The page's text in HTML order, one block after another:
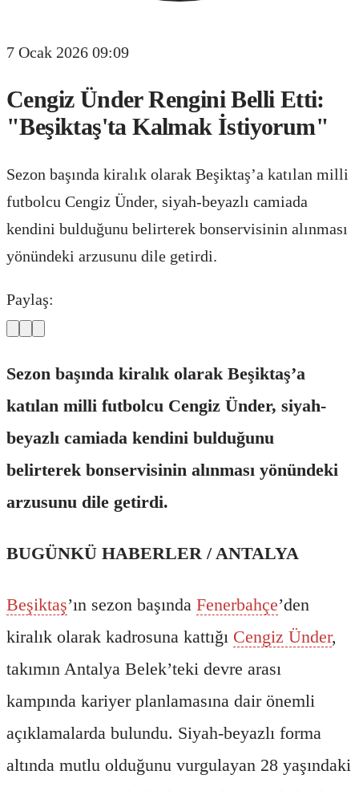
7 Ocak 2026 09:09
Cengiz Ünder Rengini Belli Etti:
"Beşiktaş'ta Kalmak İstiyorum"
Sezon başında kiralık olarak Beşiktaş’a katılan milli
futbolcu Cengiz Ünder, siyah-beyazlı camiada
kendini bulduğunu belirterek bonservisinin alınması
yönündeki arzusunu dile getirdi.
Paylaş:
Sezon başında kiralık olarak Beşiktaş’a
katılan milli futbolcu Cengiz Ünder, siyah-
beyazlı camiada kendini bulduğunu
belirterek bonservisinin alınması yönündeki
arzusunu dile getirdi.
BUGÜNKÜ HABERLER / ANTALYA
Beşiktaş’ın sezon başında Fenerbahçe’den
kiralık olarak kadrosuna kattığı Cengiz Ünder,
takımın Antalya Belek’teki devre arası
kampında kariyer planlamasına dair önemli
açıklamalarda bulundu. Siyah-beyazlı forma
altında mutlu olduğunu vurgulayan 28 yaşındaki